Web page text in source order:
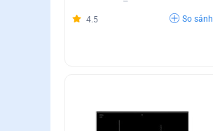
4.5 So sánh